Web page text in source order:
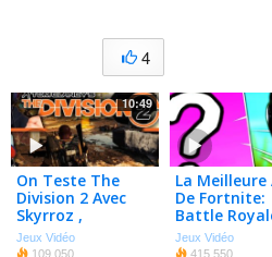
4
10:49
On Teste The
Division 2 Avec
Skyrroz ,
Mastersnakou Et
Le Bled’art !
Jeux Vidéo
109 050
La Meilleure
De Fortnite:
Battle
Jeux Vidéo
415 550